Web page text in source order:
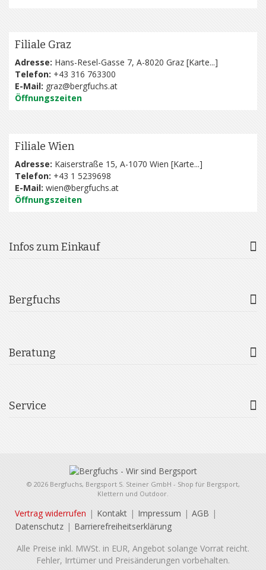
Filiale Graz
Adresse: Hans-Resel-Gasse 7, A-8020 Graz [Karte...]
Telefon: +43 316 763300
E-Mail: graz@bergfuchs.at
Öffnungszeiten
Filiale Wien
Adresse: Kaiserstraße 15, A-1070 Wien [Karte...]
Telefon: +43 1 5239698
E-Mail: wien@bergfuchs.at
Öffnungszeiten
Infos zum Einkauf
Bergfuchs
Beratung
Service
© 2026 Bergfuchs, Bergsport S. Steiner GmbH - Shop für Bergsport,
Klettern und Outdoor.
Vertrag widerrufen Kontakt Impressum
AGB
Datenschutz
Barrierefreiheitserklärung
Alle Preise inkl. MWSt. in EUR, Angebot solange Vorrat reicht.
Fehler, Irrtümer und Preisänderungen vorbehalten.